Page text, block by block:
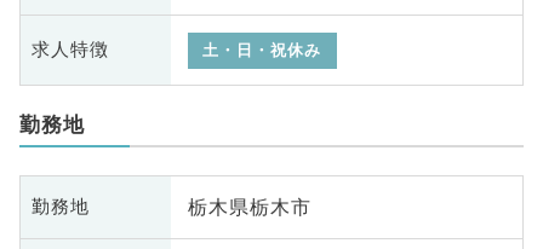
求人特徴 土・日・祝休み
勤務地
勤務地 栃木県栃木市